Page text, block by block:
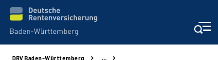
DRV Baden-Württemberg
…